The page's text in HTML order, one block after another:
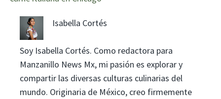
Isabella Cortés
Soy Isabella Cortés. Como redactora para
Manzanillo News Mx, mi pasión es explorar y
compartir las diversas culturas culinarias del
mundo. Originaria de México, creo firmemente